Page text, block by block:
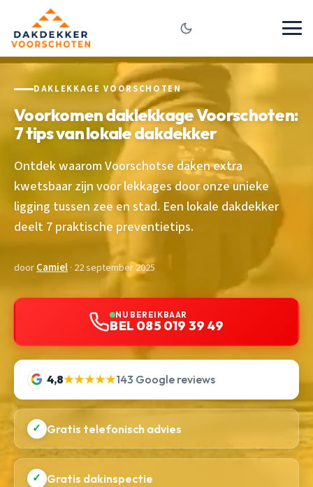
DAKLEKKAGE VOORSCHOTEN
Voorkomen daklekkage Voorschoten:
7 tips van lokale dakdekker
Ontdek waarom Voorschotse daken extra
kwetsbaar zijn voor lekkages door onze unieke
ligging tussen zee en stad. Een lokale dakdekker
deelt 7 praktische preventietips.
doorCamiel· 22 september 2025
NU BEREIKBAAR
BEL 085 019 39 49
4,8★★★★★143 Google reviews
✓ Gratis telefonisch advies
✓ Gratis dakinspectie